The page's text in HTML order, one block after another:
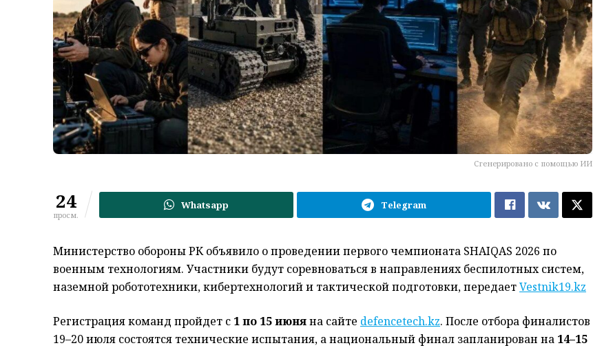
Сгенерировано с помощью ИИ
24
просм.
Whatsapp Telegram
Министерство обороны РК объявило о проведении первого чемпионата SHAIQAS 2026 по
военным технологиям. Участники будут соревноваться в направлениях беспилотных систем,
наземной робототехники, кибертехнологий и тактической подготовки, передаетVestnik19.kz
Регистрация команд пройдет с 1 по 15 июняна сайте defencetech.kz. После отбора финалистов
19–20 июля состоятся технические испытания, а национальный финал запланирован на 14–15